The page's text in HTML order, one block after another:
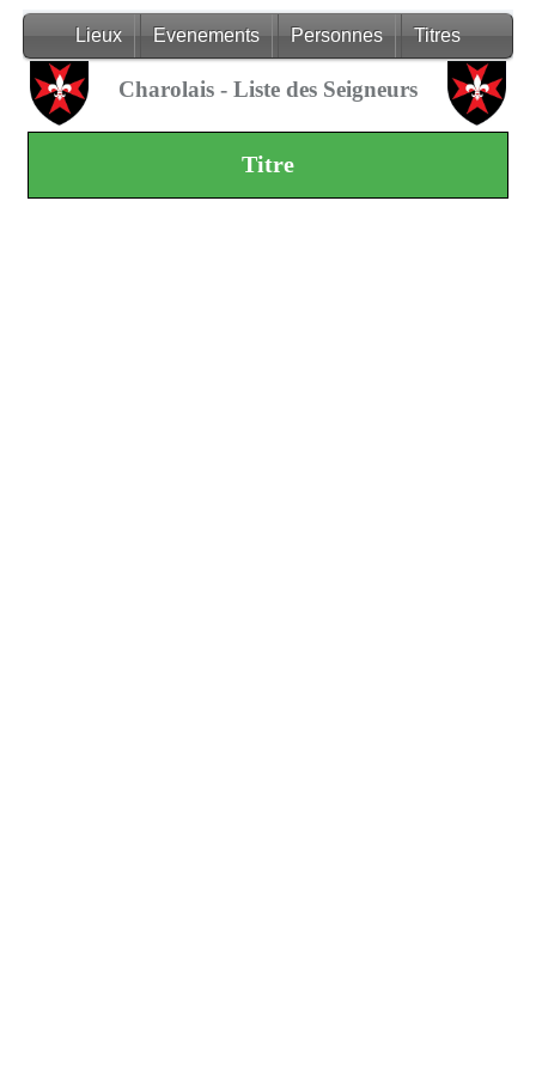
Lieux Evenements Personnes Titres
Charolais - Liste des Seigneurs
Titre